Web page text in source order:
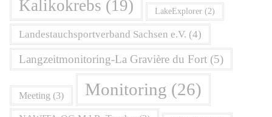
Kalikokrebs (19) LakeExplorer (2)
Landestauchsportverband Sachsen e.V. (4)
Langzeitmonitoring-La Gravière du Fort (5)
Meeting (3) Monitoring (26)